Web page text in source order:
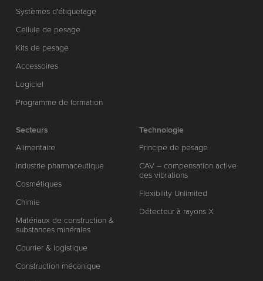
Systèmes d'étiquetage
Cellule de pesage
Kits de pesage
Accessoires
Logiciel
Programme de formation
Secteurs
Alimentaire
Industrie pharmaceutique
Cosmétiques
Chimie
Matériaux de construction &
substances minérales
Courrier & logistique
Construction mécanique
Technologie
Principe de pesage
CAV – compensation active
des vibrations
Flexibility Unlimited
Détecteur à rayons X